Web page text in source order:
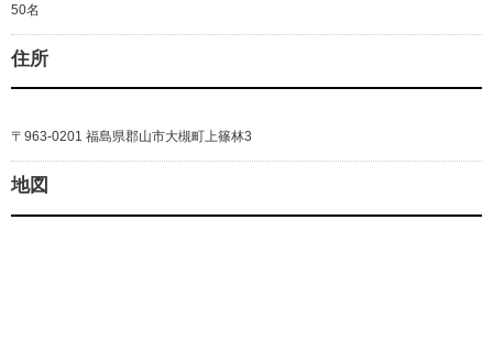
50名
住所
〒963-0201 福島県郡山市大槻町上篠林3
地図